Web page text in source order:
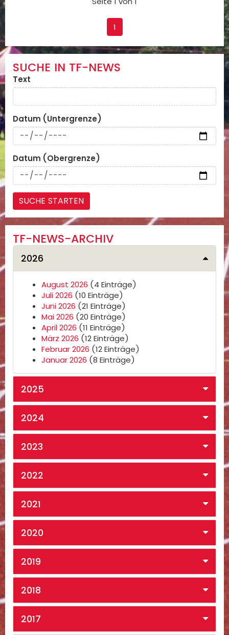
1
SUCHE IN TF-NEWS
Text
Datum (Untergrenze)
Datum (Obergrenze)
TF-NEWS-ARCHIV
2026
August 2026 (4 Einträge)
Juli 2026 (10 Einträge)
Juni 2026 (21 Einträge)
Mai 2026 (20 Einträge)
April 2026 (11 Einträge)
März 2026 (12 Einträge)
Februar 2026 (12 Einträge)
Januar 2026 (8 Einträge)
2025
2024
2023
2022
2021
2020
2019
2018
2017